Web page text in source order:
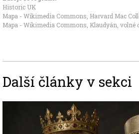
Historic UK
Mapa - Wikimedia Commons, Harvard Mac
Mapa - Wikimedia Commons, Klaudyán volné
Další články v sekci